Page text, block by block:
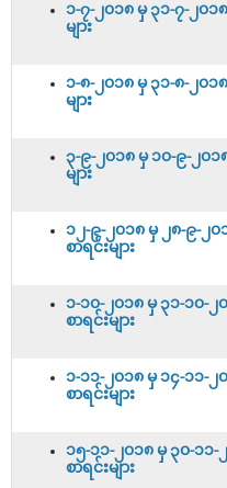
၁-၇-၂၀၁၈ မှ ၃၁-၇-၂၀
များ
၁-၈-၂၀၁၈ မှ ၃၁-၈-၂၀
များ
၃-၉-၂၀၁၈ မှ ၁၀-၉-၂
များ
၁၂-၉-၂၀၁၈ မှ ၂၈-၉-
စာရင်းများ
၁-၁၀-၂၀၁၈ မှ ၃၁-၁၀
စာရင်းများ
၁-၁၁-၂၀၁၈ မှ ၁၄-၁၁
စာရင်းများ
၁၅-၁၁-၂၀၁၈ မှ ၃၀-၁
စာရင်းများ